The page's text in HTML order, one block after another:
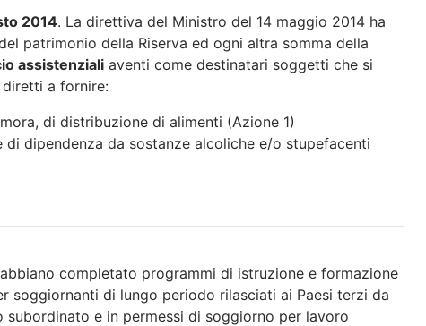
2014. La direttiva del Ministro del 14 maggio 2014 ha
patrimonio della Riserva ed ogni altra somma della
assistenziali aventi come destinatari soggetti che si
a fornire:
di distribuzione di alimenti (Azione 1)
dipendenza da sostanze alcoliche e/o stupefacenti
completato programmi di istruzione e formazione
soggiornanti di lungo periodo rilasciati ai Paesi terzi da
e in permessi di soggiorno per lavoro